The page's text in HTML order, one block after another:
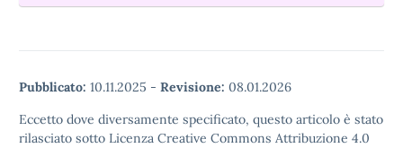
Pubblicato: 10.11.2025 - Revisione: 08.01.2026
Eccetto dove diversamente specificato, questo articolo è stato
rilasciato sotto Licenza Creative Commons Attribuzione 4.0